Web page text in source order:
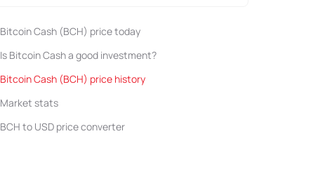
Bitcoin Cash (BCH) price today
Is Bitcoin Cash a good investment?
Bitcoin Cash (BCH) price history
Market stats
BCH to USD price converter